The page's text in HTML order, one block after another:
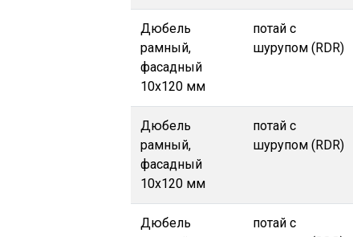
Дюбель
рамный,
фасадный
10х120 мм
потай с
шурупом (RDR)
Дюбель
рамный,
фасадный
10х120 мм
потай с
шурупом (RDR)
Дюбель
потай с